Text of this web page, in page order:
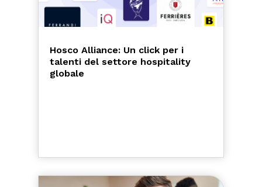
Hosco Alliance: Un click per i
talenti del settore hospitality
globale